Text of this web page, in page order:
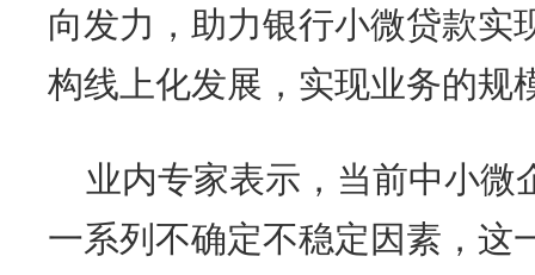
向发力，助力银行小微贷款实
构线上化发展，实现业务的规
业内专家表示，当前中小微
一系列不确定不稳定因素，这